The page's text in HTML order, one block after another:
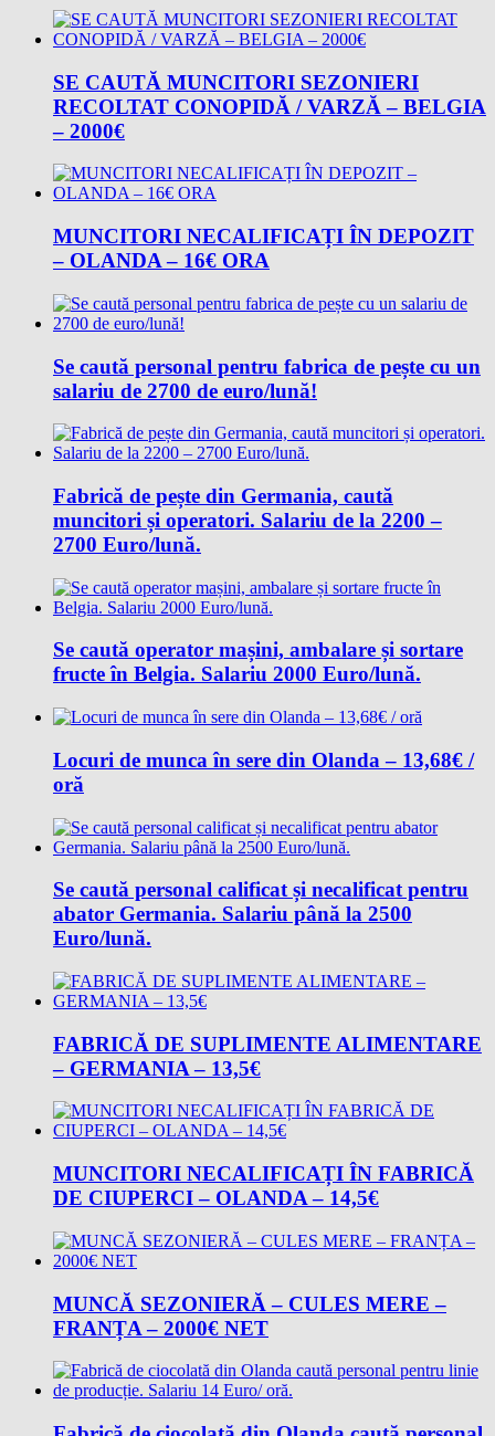
SE CAUTĂ MUNCITORI SEZONIERI
RECOLTAT CONOPIDĂ / VARZĂ – BELGIA
– 2000€
MUNCITORI NECALIFICAȚI ÎN DEPOZIT
– OLANDA – 16€ ORA
Se caută personal pentru fabrica de pește cu un
salariu de 2700 de euro/lună!
Fabrică de pește din Germania, caută
muncitori și operatori. Salariu de la 2200 –
2700 Euro/lună.
Se caută operator mașini, ambalare și sortare
fructe în Belgia. Salariu 2000 Euro/lună.
Locuri de munca în sere din Olanda – 13,68€ /
oră
Se caută personal calificat și necalificat pentru
abator Germania. Salariu până la 2500
Euro/lună.
FABRICĂ DE SUPLIMENTE ALIMENTARE
– GERMANIA – 13,5€
MUNCITORI NECALIFICAȚI ÎN FABRICĂ
DE CIUPERCI – OLANDA – 14,5€
MUNCĂ SEZONIERĂ – CULES MERE –
FRANȚA – 2000€ NET